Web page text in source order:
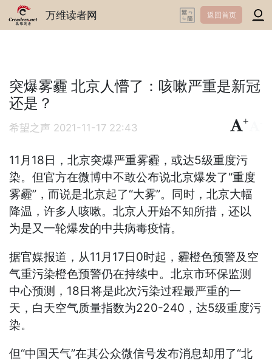
万维读者网 返回首页
突爆雾霾 北京人懵了：咳嗽严重是新冠
还是？
希望之声 2021-11-17 22:43
+
11月18日，北京突爆严重雾霾，或达5级重度污
染。但官方在微博中不敢公布说北京爆发了“重度
雾霾”，而说是北京起了“大雾”。同时，北京大幅
降温，许多人咳嗽。北京人开始不知所措，还以
为是又一轮爆发的中共病毒疫情。
据官媒报道，从11月17日0时起，霾橙色预警及空
气重污染橙色预警仍在持续中。北京市环保监测
中心预测，18日将是此次污染过程最严重的一
天，白天空气质量指数为220-240，达5级重度污
染。
但“中国天气”在其公众微信号发布消息却用了“北